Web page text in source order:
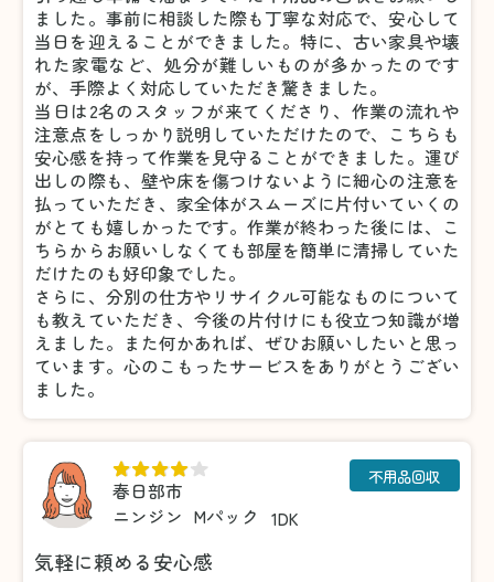
ました。事前に相談した際も丁寧な対応で、安心して
当日を迎えることができました。特に、古い家具や壊
れた家電など、処分が難しいものが多かったのです
が、手際よく対応していただき驚きました。
当日は2名のスタッフが来てくださり、作業の流れや
注意点をしっかり説明していただけたので、こちらも
安心感を持って作業を見守ることができました。運び
出しの際も、壁や床を傷つけないように細心の注意を
払っていただき、家全体がスムーズに片付いていくの
がとても嬉しかったです。作業が終わった後には、こ
ちらからお願いしなくても部屋を簡単に清掃していた
だけたのも好印象でした。
さらに、分別の仕方やリサイクル可能なものについて
も教えていただき、今後の片付けにも役立つ知識が増
えました。また何かあれば、ぜひお願いしたいと思っ
ています。心のこもったサービスをありがとうござい
ました。
春日部市
ニンジン Mパック 1DK
不用品回収
気軽に頼める安心感